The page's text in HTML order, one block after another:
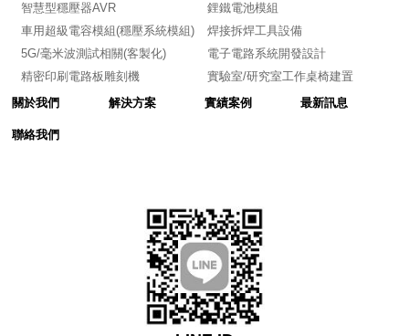
智慧型穩壓器AVR
鋰鐵電池模組
車用超級電容模組(穩壓系統模組)
焊接拆焊工具設備
5G/毫米波測試相關(客製化)
電子電路系統開發設計
精密印刷電路板雕刻機
實驗室/研究室工作桌椅建置
關於我們
解決方案 實績案例 最新訊息
聯絡我們